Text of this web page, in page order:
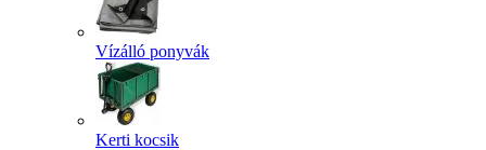
Vízálló ponyvák
Kerti kocsik